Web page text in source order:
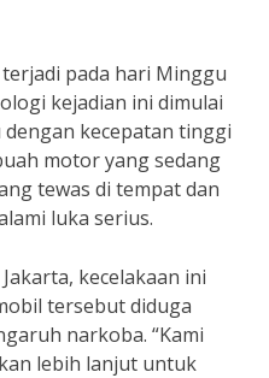
pada hari Minggu
kejadian ini dimulai
kecepatan tinggi
motor yang sedang
tewas di tempat dan
luka serius.
kecelakaan ini
tersebut diduga
narkoba. “Kami
lebih lanjut untuk